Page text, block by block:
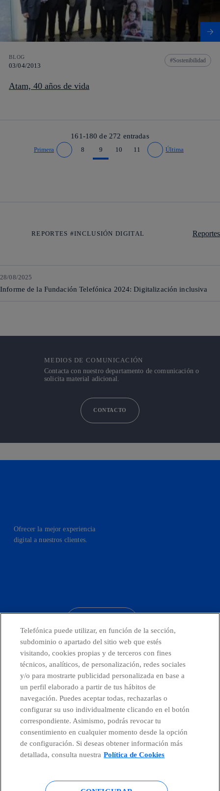
BLOG
03/04/2013
Sostenibilidad
Atam, 40 años de vida
161-180 de 272 entradas
Primera
Ir a página anterior
8 9 10 11
Ir a página siguiente
Última
REPORTES #INCLUSIÓN DIGITAL Reportes
28/08/2025
Informe de la Fundación Telefónica 2024: Digitalización inclusiva
MEDIOS DE COMUNICACIÓN
Contacta con nuestro departamento de comunicación o
solicita material adicional.
CONTACTO
Ofrecer la mejor experiencia
digital a nuestros clientes.
Países y Unidades emergentes
Canal de Denuncias
Centro Global Transparencia
Telefónica puede utilizar, en función de la sección,
subdominio o apartado del sitio web que estés
visitando, cookies propias y de terceros con fines
técnicos, analíticos, de personalización, redes sociales
y/o para mostrarte publicidad personalizada en base a
un perfil elaborado a partir de tus hábitos de
navegación. Puedes aceptar todas, rechazarlas o
configurar su uso individualmente clicando en el botón
correspondiente. Asimismo, podrás revocar tu
consentimiento en cualquier momento desde la opción
de configuración. Si deseas obtener información más
detallada, consulta nuestra Política de Cookies